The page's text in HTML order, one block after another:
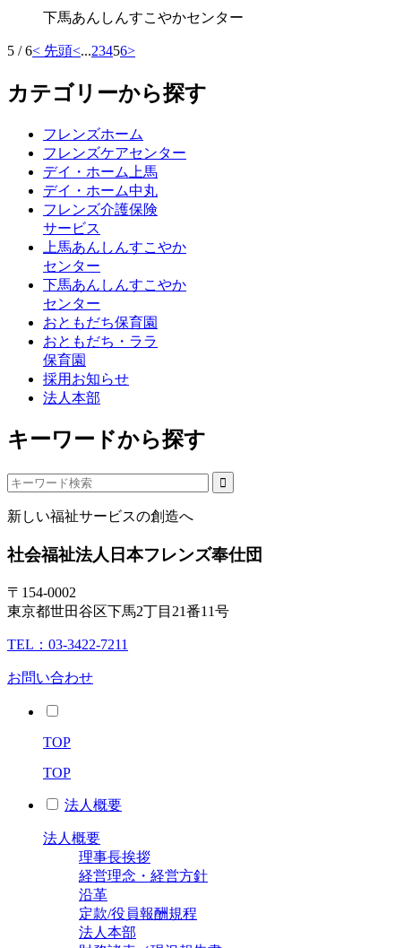
下馬あんしんすこやかセンター
5 / 6< 先頭<...23456>
カテゴリーから探す
フレンズホーム
フレンズケアセンター
デイ・ホーム上馬
デイ・ホーム中丸
フレンズ介護保険
サービス
上馬あんしんすこやか
センター
下馬あんしんすこやか
センター
おともだち保育園
おともだち・ララ
保育園
採用お知らせ
法人本部
キーワードから探す
新しい福祉サービスの創造へ
社会福祉法人 日本フレンズ奉仕団
〒154-0002
東京都世田谷区下馬2丁目21番11号
TEL：03-3422-7211
お問い合わせ
TOP
TOP
法人概要
法人概要
理事長挨拶
経営理念・経営方針
沿革
定款/役員報酬規程
法人本部